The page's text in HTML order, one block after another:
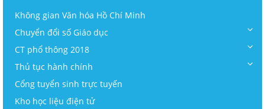
Không gian Văn hóa Hồ Chí Minh
Chuyển đổi số Giáo dục
CT phổ thông 2018
Thủ tục hành chính
Cổng tuyển sinh trực tuyến
Kho học liệu điện tử